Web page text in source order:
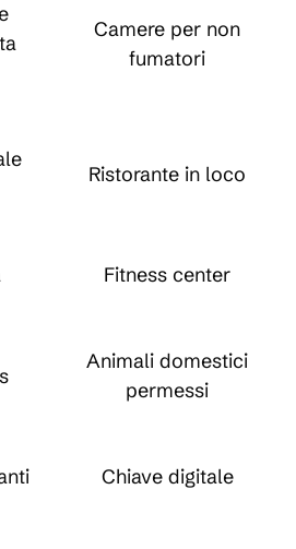
Camere per non
fumatori
Ristorante in loco
Fitness center
Animali domestici
permessi
Chiave digitale